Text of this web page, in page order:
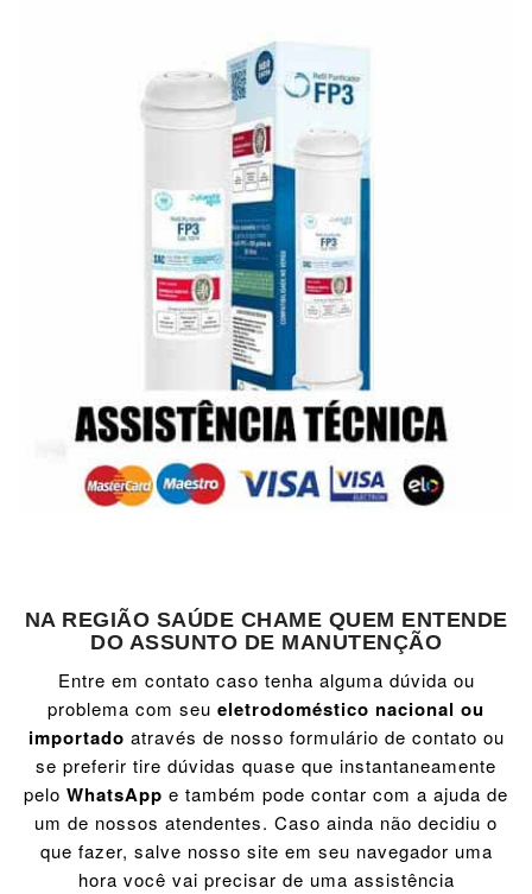
NA REGIÃO SAÚDE CHAME QUEM ENTENDE
DO ASSUNTO DE MANUTENÇÃO
Entre em contato caso tenha alguma dúvida ou
problema com seu eletrodoméstico nacional ou
importado através de nosso formulário de contato ou
se preferir tire dúvidas quase que instantaneamente
pelo WhatsApp e também pode contar com a ajuda de
um de nossos atendentes. Caso ainda não decidiu o
que fazer, salve nosso site em seu navegador uma
hora você vai precisar de uma assistência